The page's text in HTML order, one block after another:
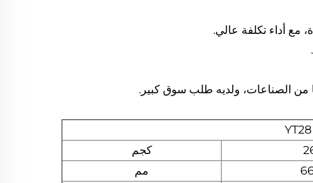
من الصناعات، ولديه طلب سوق كبير.
كجم
مم